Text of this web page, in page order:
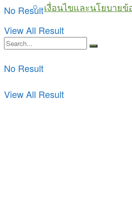
เงื่อนไขและนโยบาย
No Result
View All Result
No Result
View All Result